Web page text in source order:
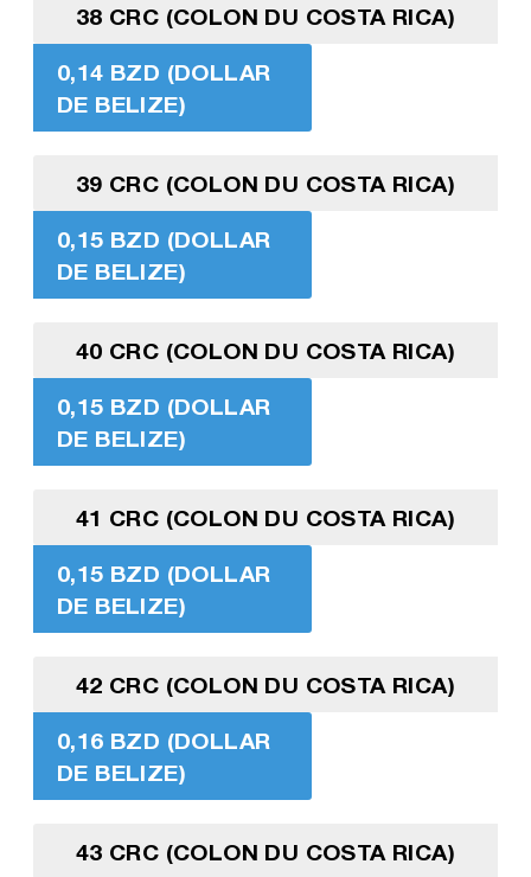
38 CRC (COLON DU COSTA RICA)
0,14 BZD (DOLLAR
DE BELIZE)
39 CRC (COLON DU COSTA RICA)
0,15 BZD (DOLLAR
DE BELIZE)
40 CRC (COLON DU COSTA RICA)
0,15 BZD (DOLLAR
DE BELIZE)
41 CRC (COLON DU COSTA RICA)
0,15 BZD (DOLLAR
DE BELIZE)
42 CRC (COLON DU COSTA RICA)
0,16 BZD (DOLLAR
DE BELIZE)
43 CRC (COLON DU COSTA RICA)